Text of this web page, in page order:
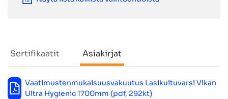
Sertifikaatit Asiakirjat
Asiakirjat
Vaatimustenmukaisuusvakuutus Lasikuituvarsi Vikan
Ultra Hygienic 1700mm (pdf, 292kt)